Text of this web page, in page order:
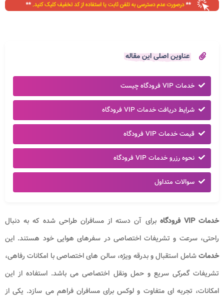
عناوین اصلی این مقاله
‬خدمات VIP فرودگاه چیست
شرایط دریافت خدمات VIP فرودگاه
قیمت خدمات VIP فرودگاه
نحوه رزرو خدمات VIP فرودگاه
سوالات متداول
خدمات VIP فرودگاه
برای آن دسته از مسافران طراحی شده که به دنبال
راحتی، سرعت و تشریفات اختصاصی در سفرهای هوایی خود هستند. این
خدماتشامل استقبال و بدرقه ویژه، سالن های اختصاصی با امکانات رفاهی،
تشریفات گمرکی سریع و حمل ونقل اختصاصی می باشد. استفاده از این
امکانات، تجربه ای متفاوت و لوکس برای مسافران فراهم می سازد. یکی از